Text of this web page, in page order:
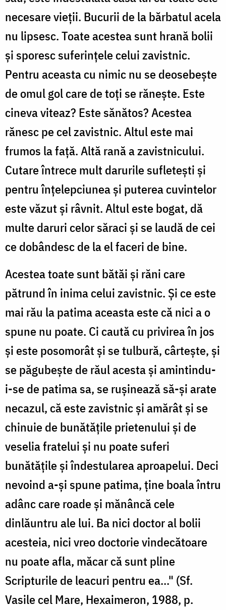
necesare vieții. Bucurii de la bărbatul acela
nu lipsesc. Toate acestea sunt hrană bolii
și sporesc suferințele celui zavistnic.
Pentru aceasta cu nimic nu se deosebește
de omul gol care de toți se rănește. Este
cineva viteaz? Este sănătos? Acestea
rănesc pe cel zavistnic. Altul este mai
frumos la față. Altă rană a zavistnicului.
Cutare întrece mult darurile sufletești și
pentru înțelepciunea și puterea cuvintelor
este văzut și râvnit. Altul este bogat, dă
multe daruri celor săraci și se laudă de cei
ce dobândesc de la el faceri de bine.
Acestea toate sunt bătăi și răni care
pătrund în inima celui zavistnic. Și ce este
mai rău la patima aceasta este că nici a o
spune nu poate. Ci caută cu privirea în jos
și este posomorât și se tulbură, cârtește, și
se păgubește de răul acesta și amintindu-
i-se de patima sa, se rușinează să-și arate
necazul, că este zavistnic și amărât și se
chinuie de bunătățile prietenului și de
veselia fratelui și nu poate suferi
bunătățile și îndestularea aproapelui. Deci
nevoind a-și spune patima, ține boala întru
adânc care roade și mănâncă cele
dinlăuntru ale lui. Ba nici doctor al bolii
acesteia, nici vreo doctorie vindecătoare
nu poate afla, măcar că sunt pline
Scripturile de leacuri pentru ea..." (Sf.
Vasile cel Mare, Hexaimeron, 1988, p.